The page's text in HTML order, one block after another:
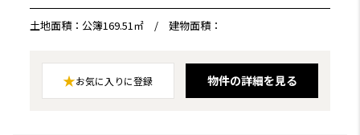
土地面積：公簿169.51㎡/ 建物面積：
★お気に入りに登録 物件の詳細を見る